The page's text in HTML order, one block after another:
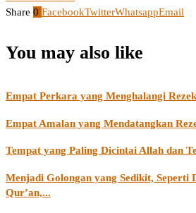
Share 0 FacebookTwitterWhatsappEmail
You may also like
Empat Perkara yang Menghalangi
Empat Amalan yang Mendatangkan
Tempat yang Paling Dicintai Allah dan
Menjadi Golongan yang Sedikit, Seperti
Qur’an,...